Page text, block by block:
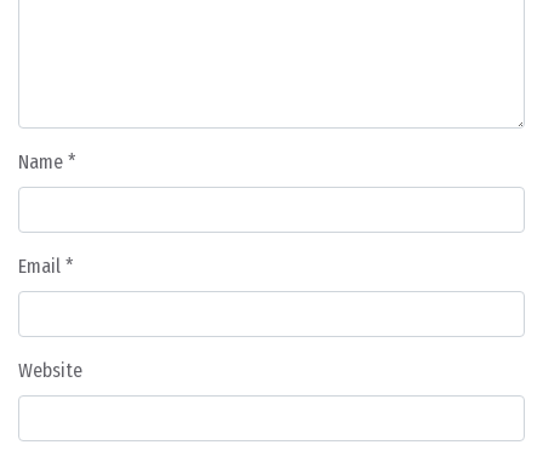
Name *
Email *
Website